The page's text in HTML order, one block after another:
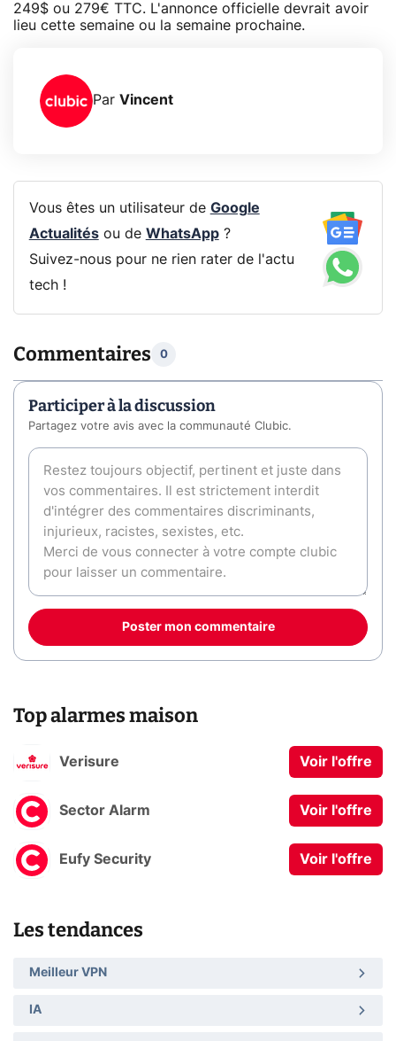
249$ ou 279€ TTC. L'annonce officielle devrait avoir
lieu cette semaine ou la semaine prochaine.
Par Vincent
Vous êtes un utilisateur de Google
Actualitésou de WhatsApp?
Suivez-nous pour ne rien rater de l'actu
tech !
Commentaires 0
Participer à la discussion
Partagez votre avis avec la communauté Clubic.
Poster mon commentaire
Top alarmes maison
Verisure Voir l'offre
Sector Alarm Voir l'offre
Eufy Security Voir l'offre
Les tendances
Meilleur VPN
IA